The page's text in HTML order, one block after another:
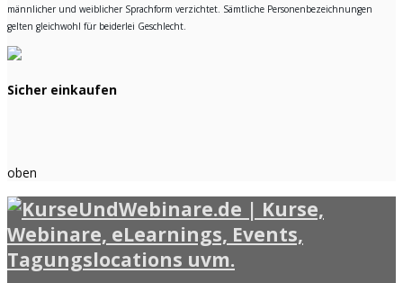
männlicher und weiblicher Sprachform verzichtet. Sämtliche Personenbezeichnungen
gelten gleichwohl für beiderlei Geschlecht.
Sicher einkaufen
oben